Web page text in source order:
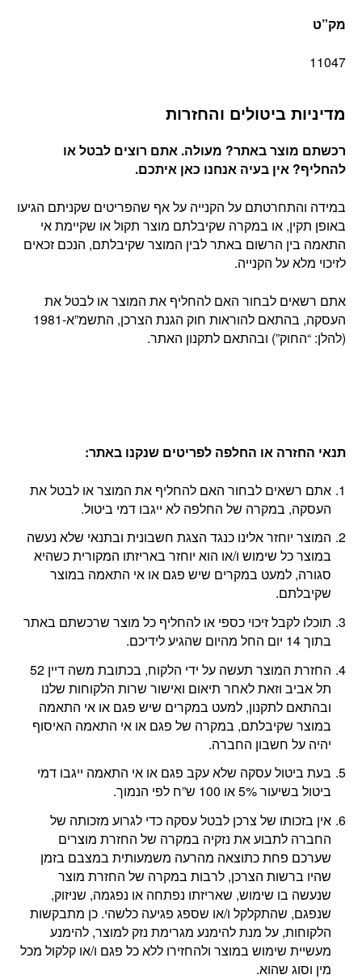
מק”ט
11047
מדיניות ביטולים והחזרות
רכשתם מוצר באתר? מעולה. אתם רוצים לבטל או
להחליף? אין בעיה אנחנו כאן איתכם.
במידה והתחרטתם על הקנייה על אף שהפריטים שקניתם הגיעו
באופן תקין, או במקרה שקיבלתם מוצר תקול או שקיימת אי
התאמה בין הרשום באתר לבין המוצר שקיבלתם, הנכם זכאים
לזיכוי מלא על הקנייה.
אתם רשאים לבחור האם להחליף את המוצר או לבטל את
העסקה, בהתאם להוראות חוק הגנת הצרכן, התשמ”א-1981
(להלן: “החוק”) ובהתאם לתקנון האתר.
תנאי החזרה או החלפה לפריטים שנקנו באתר:
אתם רשאים לבחור האם להחליף את המוצר או לבטל את
העסקה, במקרה של החלפה לא ייגבו דמי ביטול.
המוצר יוחזר אלינו כנגד הצגת חשבונית ובתנאי שלא נעשה
במוצר כל שימוש ו/או הוא יוחזר באריזתו המקורית כשהיא
סגורה, למעט במקרים שיש פגם או אי התאמה במוצר
שקיבלתם.
תוכלו לקבל זיכוי כספי או להחליף כל מוצר שרכשתם באתר
בתוך 14 יום החל מהיום שהגיע לידיכם.
החזרת המוצר תעשה על ידי הלקוח, בכתובת משה דיין 52
תל אביב וזאת לאחר תיאום ואישור שרות הלקוחות שלנו
ובהתאם לתקנון, למעט במקרים שיש פגם או אי התאמה
במוצר שקיבלתם, במקרה של פגם או אי התאמה האיסוף
יהיה על חשבון החברה.
בעת ביטול עסקה שלא עקב פגם או אי התאמה ייגבו דמי
ביטול בשיעור 5% או 100 ש”ח לפי הנמוך.
אין בזכותו של צרכן לבטל עסקה כדי לגרוע מזכותה של
החברה לתבוע את נזקיה במקרה של החזרת מוצרים
שערכם פחת כתוצאה מהרעה משמעותית במצבם בזמן
שהיו ברשות הצרכן, לרבות במקרה של החזרת מוצר
שנעשה בו שימוש, שאריזתו נפתחה או נפגמה, שניזוק,
שנפגם, שהתקלקל ו/או שספג פגיעה כלשהי. כן מתבקשות
הלקוחות, על מנת להימנע מגרימת נזק למוצר, להימנע
מעשיית שימוש במוצר ולהחזירו ללא כל פגם ו/או קלקול מכל
מין וסוג שהוא.